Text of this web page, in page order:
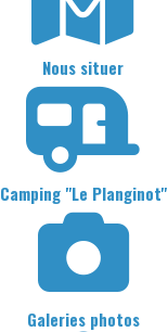
Nous situer
Camping "Le Planginot"
Galeries photos